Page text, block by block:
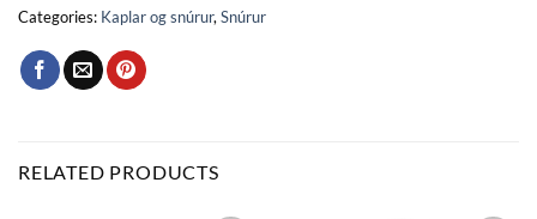
Categories: Kaplar og snúrur, Snúrur
RELATED PRODUCTS